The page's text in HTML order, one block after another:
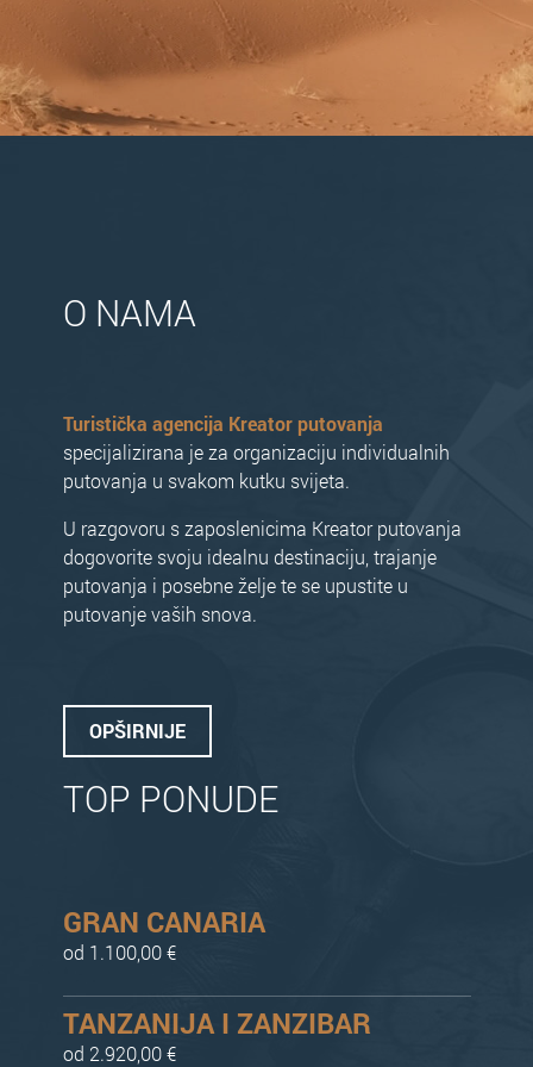
O NAMA
Turistička agencija Kreator putovanja
specijalizirana je za organizaciju individualnih
putovanja u svakom kutku svijeta.
U razgovoru s zaposlenicima Kreator putovanja
dogovorite svoju idealnu destinaciju, trajanje
putovanja i posebne želje te se upustite u
putovanje vaših snova.
OPŠIRNIJE
TOP PONUDE
GRAN CANARIA
od 1.100,00 €
TANZANIJA I ZANZIBAR
od 2.920,00 €